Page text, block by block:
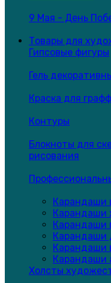
9 Мая - День
Товары для
Гипсовые фигуры
Гель
Краска для
Контуры
Блокноты для
рисования
Карандаши
Карандаши
Карандаши
Карандаши
Карандаши
Карандаши
Холсты